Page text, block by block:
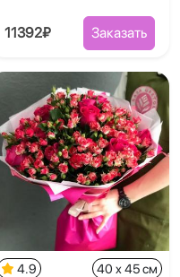
11392₽ Заказать
4.9 40 x 45 см